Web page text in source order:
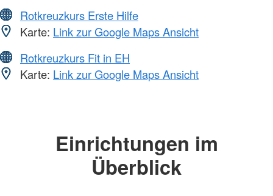
Rotkreuzkurs Erste Hilfe
Karte: Link zur Google Maps Ansicht
Rotkreuzkurs Fit in EH
Karte: Link zur Google Maps Ansicht
Einrichtungen im
Überblick